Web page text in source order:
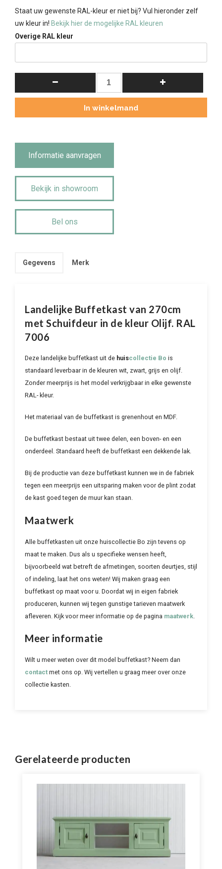
Staat uw gewenste RAL-kleur er niet bij? Vul hieronder zelf
uw kleur in! Bekijk hier de mogelijke RAL kleuren
Overige RAL kleur
Buffetkast
met
In winkelmand
Informatie aanvragen
Bekijk in showroom
Bel ons
Gegevens Merk
Landelijke Buffetkast van 270cm
met Schuifdeur in de kleur Olijf. RAL
7006
Deze landelijke buffetkast uit de huiscollectie Bo is
standaard leverbaar in de kleuren wit, zwart, grijs en olijf.
Zonder meerprijs is het model verkrijgbaar in elke gewenste
RAL- kleur.
Het materiaal van de buffetkast is grenenhout en MDF.
De buffetkast bestaat uit twee delen, een boven- en een
onderdeel. Standaard heeft de buffetkast een dekkende lak.
Bij de productie van deze buffetkast kunnen we in de fabriek
tegen een meerprijs een uitsparing maken voor de plint zodat
de kast goed tegen de muur kan staan.
Maatwerk
Alle buffetkasten uit onze huiscollectie Bo zijn tevens op
maat te maken. Dus als u specifieke wensen heeft,
bijvoorbeeld wat betreft de afmetingen, soorten deurtjes, stijl
of indeling, laat het ons weten! Wij maken graag een
buffetkast op maat voor u. Doordat wij in eigen fabriek
produceren, kunnen wij tegen gunstige tarieven maatwerk
afleveren. Kijk voor meer informatie op de pagina maatwerk
Meer informatie
Wilt u meer weten over dit model buffetkast? Neem dan
contact met ons op. Wij vertellen u graag meer over onze
collectie kasten.
Gerelateerde producten